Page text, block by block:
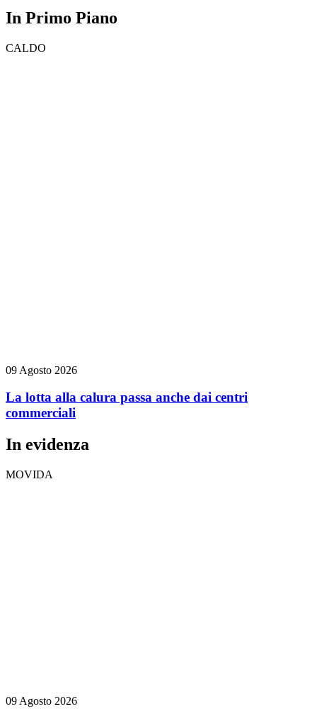
In Primo Piano
CALDO
09 Agosto 2026
La lotta alla calura passa anche dai centri
commerciali
In evidenza
MOVIDA
09 Agosto 2026